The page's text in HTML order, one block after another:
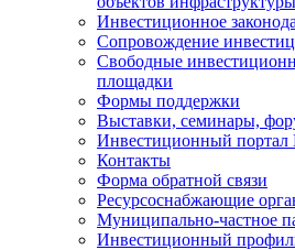
Инвестиционное
Сопровождение
Свободные
площадки
Формы поддержки
Выставки, семинары,
Инвестиционный портал
Контакты
Форма обратной связи
Ресурсоснабжающие
Муниципально-частное
Инвестиционный